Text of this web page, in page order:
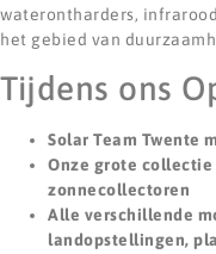
waterontharders,
het gebied van
Tijdens ons
Solar Team Twente
Onze grote collectie
zonnecollectoren
Alle verschillende
landopstellingen,